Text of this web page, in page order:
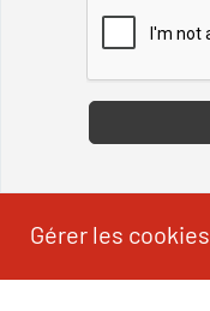
Gérer les cookies